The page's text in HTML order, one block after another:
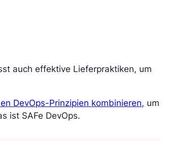
auch effektive Lieferpraktiken, um
DevOps-Prinzipien kombinieren, um
ist SAFe DevOps.